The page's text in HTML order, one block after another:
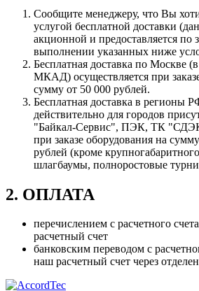
Сообщите менеджеру, что Вы
услугой бесплатной доставки
акционной и предоставляется по
выполнении указанных ниже
Бесплатная доставка по Москве
МКАД) осуществляется при
сумму от 50 000 рублей.
Бесплатная доставка в регионы
действительно для городов
"Байкал-Сервис", ПЭК, ТК
при заказе оборудования на
рублей (кроме
шлагбаумы, полноростовые
2. ОПЛАТА
перечислением с расчетного
расчетный счет
банковским переводом с
наш расчетный счет через